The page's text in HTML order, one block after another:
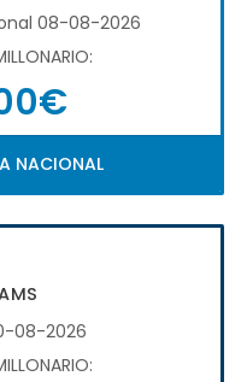
08-08-2026
NACIONAL
08-2026